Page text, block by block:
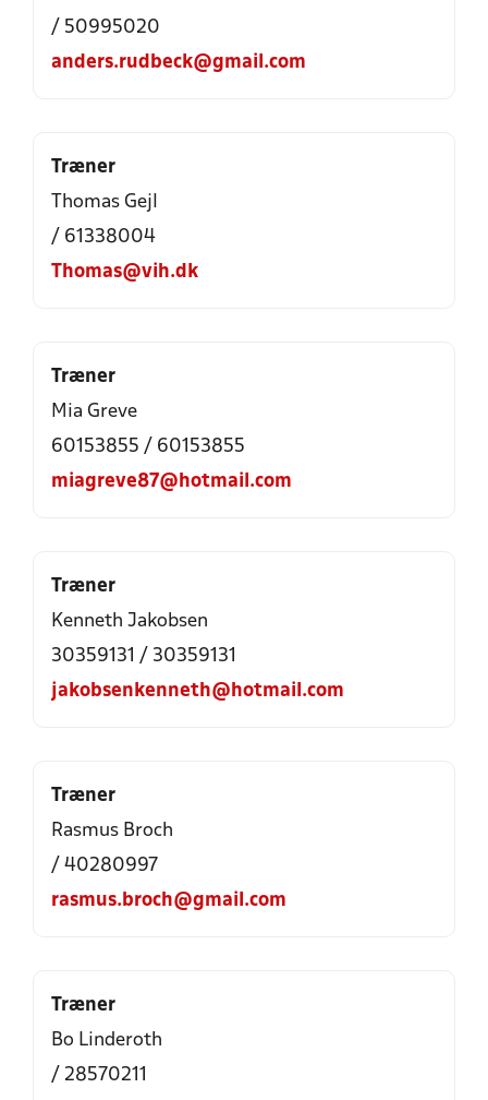
/ 50995020
anders.rudbeck@gmail.com
Træner
Thomas Gejl
/ 61338004
Thomas@vih.dk
Træner
Mia Greve
60153855 / 60153855
miagreve87@hotmail.com
Træner
Kenneth Jakobsen
30359131 / 30359131
jakobsenkenneth@hotmail.com
Træner
Rasmus Broch
/ 40280997
rasmus.broch@gmail.com
Træner
Bo Linderoth
/ 28570211